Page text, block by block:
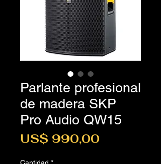
Parlante profesional
de madera SKP
Pro Audio QW15
US$ 990,00